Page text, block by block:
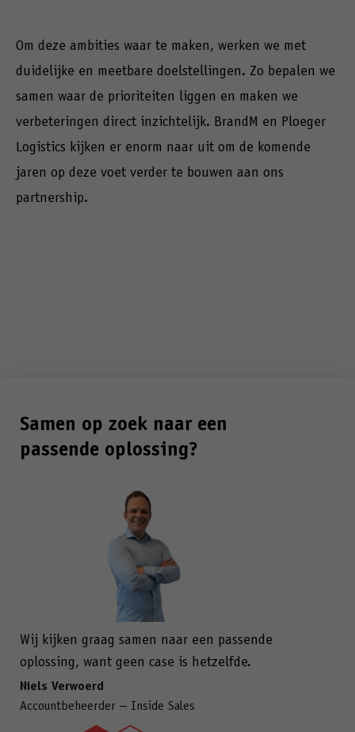
Om deze ambities waar te maken, werken we met
duidelijke en meetbare doelstellingen. Zo bepalen we
samen waar de prioriteiten liggen en maken we
verbeteringen direct inzichtelijk. BrandM en Ploeger
Logistics kijken er enorm naar uit om de komende
jaren op deze voet verder te bouwen aan ons
partnership.
Samen op zoek naar een
passende oplossing?
Wij kijken graag samen naar een passende
oplossing, want geen case is hetzelfde.
Niels Verwoerd
Accountbeheerder – Inside Sales